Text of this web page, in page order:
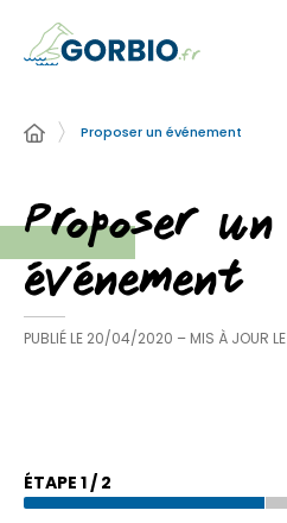
Proposer un événement
Proposer un
événement
PUBLIÉ LE 20/04/2020 – MIS À JOUR LE
ÉTAPE 1/ 2